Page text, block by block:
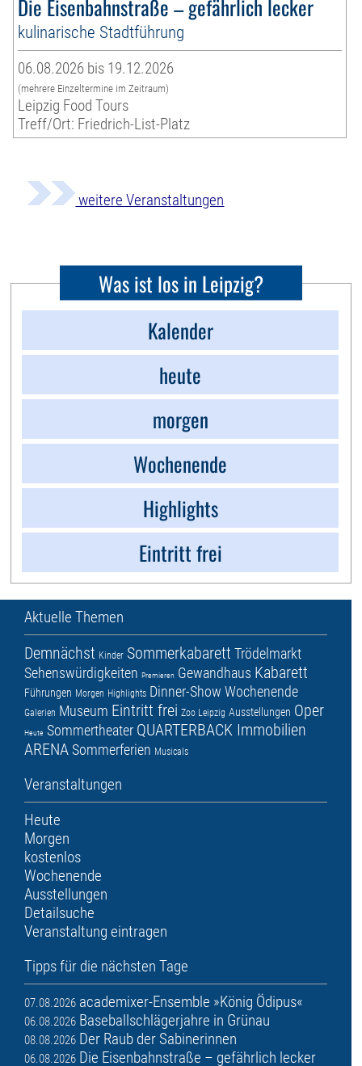
Die Eisenbahnstraße – gefährlich lecker
kulinarische Stadtführung
06.08.2026 bis 19.12.2026
(mehrere Einzeltermine im Zeitraum)
Leipzig Food Tours
Treff/Ort: Friedrich-List-Platz
weitere Veranstaltungen
Was ist los in Leipzig?
Kalender
heute
morgen
Wochenende
Highlights
Eintritt frei
Aktuelle Themen
Demnächst Kinder Sommerkabarett Trödelmarkt
Sehenswürdigkeiten Premieren Gewandhaus Kabarett
Führungen Morgen Highlights Dinner-Show Wochenende
Galerien Museum Eintritt frei Zoo Leipzig Ausstellungen Oper
Heute Sommertheater QUARTERBACK Immobilien
ARENASommerferien Musicals
Veranstaltungen
Heute
Morgen
kostenlos
Wochenende
Ausstellungen
Detailsuche
Veranstaltung eintragen
Tipps für die nächsten Tage
07.08.2026 academixer-Ensemble »König Ödipus«
06.08.2026 Baseballschlägerjahre in Grünau
08.08.2026 Der Raub der Sabinerinnen
06.08.2026 Die Eisenbahnstraße – gefährlich lecker